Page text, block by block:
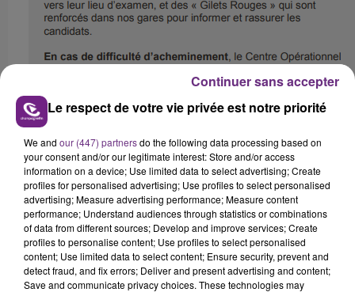
FIL D'ACTUS
Le respect de votre vie privée est notre priorité
We and our (447) partnersdo the following data processing based on
your consent and/or our legitimate interest: Store and/or access
information on a device; Use limited data to select advertising; Create
profiles for personalised advertising; Use profiles to select personalised
advertising; Measure advertising performance; Measure content
performance; Understand audiences through statistics or combinations
of data from different sources; Develop and improve services; Create
profiles to personalise content; Use profiles to select personalised
content; Use limited data to select content; Ensure security, prevent and
detect fraud, and fix errors; Deliver and present advertising and content;
Save and communicate privacy choices. These technologies may
Continuer sans accepter